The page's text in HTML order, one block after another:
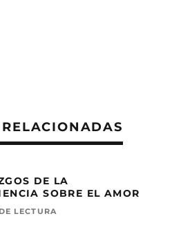
DE LA
SOBRE EL AMOR
LECTURA